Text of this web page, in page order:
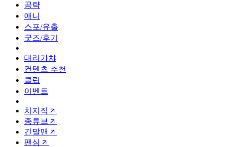
공략
애니
스포/유출
굿즈/후기
대리가챠
컨텐츠 추천
클립
이벤트
치지직
종튜브
긴말맨
팬심